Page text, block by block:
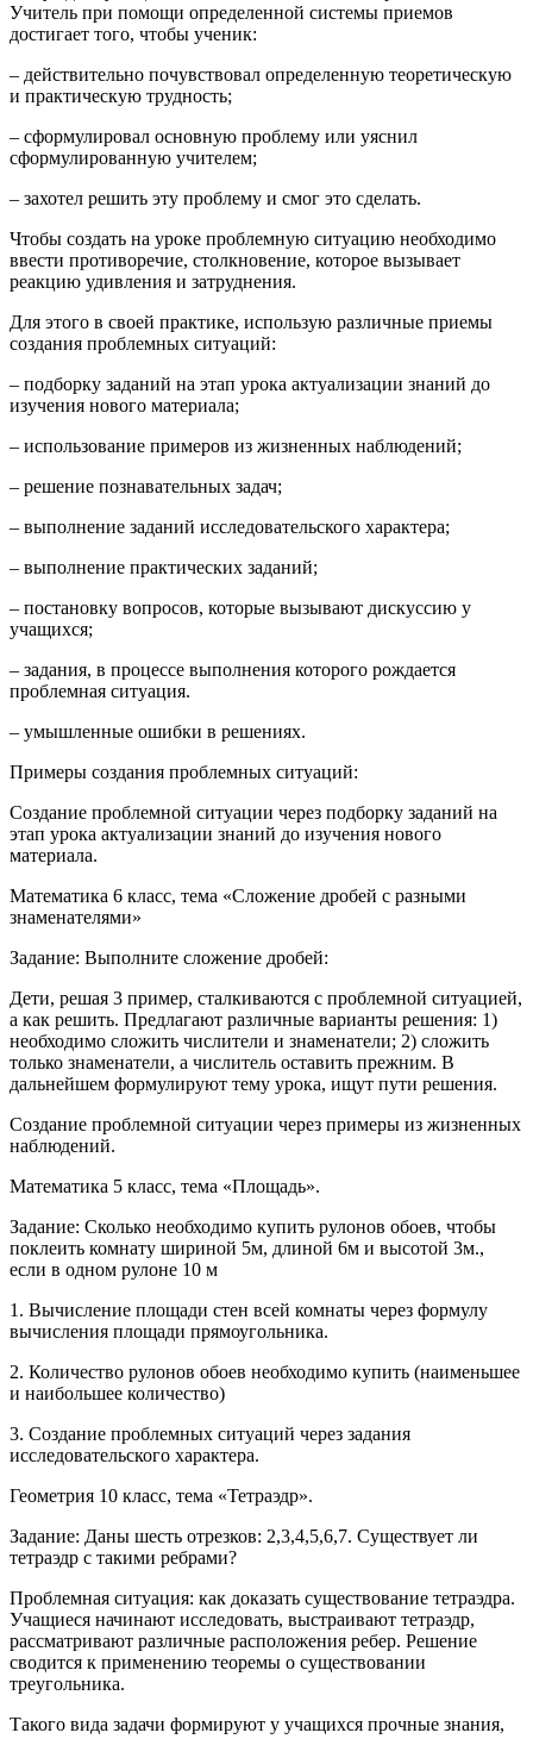
Учитель при помощи определенной системы приемов
достигает того, чтобы ученик:
– действительно почувствовал определенную теоретическую
и практическую трудность;
– сформулировал основную проблему или уяснил
сформулированную учителем;
– захотел решить эту проблему и смог это сделать.
Чтобы создать на уроке проблемную ситуацию необходимо
ввести противоречие, столкновение, которое вызывает
реакцию удивления и затруднения.
Для этого в своей практике, использую различные приемы
создания проблемных ситуаций:
– подборку заданий на этап урока актуализации знаний до
изучения нового материала;
– использование примеров из жизненных наблюдений;
– решение познавательных задач;
– выполнение заданий исследовательского характера;
– выполнение практических заданий;
– постановку вопросов, которые вызывают дискуссию у
учащихся;
– задания, в процессе выполнения которого рождается
проблемная ситуация.
– умышленные ошибки в решениях.
Примеры создания проблемных ситуаций:
Создание проблемной ситуации через подборку заданий на
этап урока актуализации знаний до изучения нового
материала.
Математика 6 класс, тема «Сложение дробей с разными
знаменателями»
Задание: Выполните сложение дробей:
Дети, решая 3 пример, сталкиваются с проблемной ситуацией,
а как решить. Предлагают различные варианты решения: 1)
необходимо сложить числители и знаменатели; 2) сложить
только знаменатели, а числитель оставить прежним. В
дальнейшем формулируют тему урока, ищут пути решения.
Создание проблемной ситуации через примеры из жизненных
наблюдений.
Математика 5 класс, тема «Площадь».
Задание: Сколько необходимо купить рулонов обоев, чтобы
поклеить комнату шириной 5м, длиной 6м и высотой 3м.,
если в одном рулоне 10 м
1. Вычисление площади стен всей комнаты через формулу
вычисления площади прямоугольника.
2. Количество рулонов обоев необходимо купить (наименьшее
и наибольшее количество)
3. Создание проблемных ситуаций через задания
исследовательского характера.
Геометрия 10 класс, тема «Тетраэдр».
Задание: Даны шесть отрезков: 2,3,4,5,6,7. Существует ли
тетраэдр с такими ребрами?
Проблемная ситуация: как доказать существование тетраэдра.
Учащиеся начинают исследовать, выстраивают тетраэдр,
рассматривают различные расположения ребер. Решение
сводится к применению теоремы о существовании
треугольника.
Такого вида задачи формируют у учащихся прочные знания,